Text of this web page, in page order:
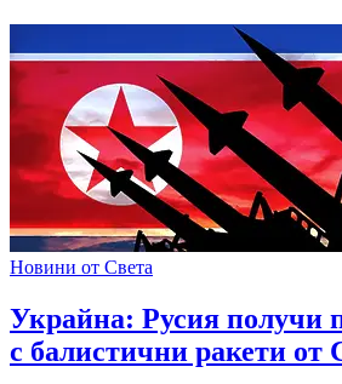
Новини от Света
Украйна: Русия получи
с балистични ракети от